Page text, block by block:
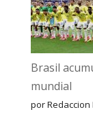
Brasil
mundial
por Redaccion